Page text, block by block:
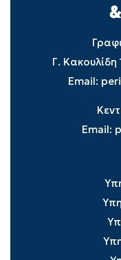
Γ.
Email:
Email: